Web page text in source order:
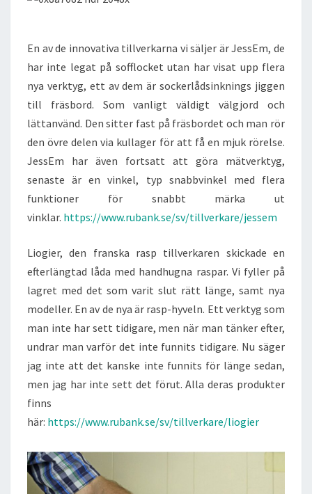
En av de innovativa tillverkarna vi säljer är JessEm, de
har inte legat på sofflocket utan har visat upp flera
nya verktyg, ett av dem är sockerlådsinknings jiggen
till fräsbord. Som vanligt väldigt välgjord och
lättanvänd. Den sitter fast på fräsbordet och man rör
den övre delen via kullager för att få en mjuk rörelse.
JessEm har även fortsatt att göra mätverktyg,
senaste är en vinkel, typ snabbvinkel med flera
funktioner för snabbt märka ut
vinklar. https://www.rubank.se/sv/tillverkare/jessem
Liogier, den franska rasp tillverkaren skickade en
efterlängtad låda med handhugna raspar. Vi fyller på
lagret med det som varit slut rätt länge, samt nya
modeller. En av de nya är rasp-hyveln. Ett verktyg som
man inte har sett tidigare, men när man tänker efter,
undrar man varför det inte funnits tidigare. Nu säger
jag inte att det kanske inte funnits för länge sedan,
men jag har inte sett det förut. Alla deras produkter
finns
här: https://www.rubank.se/sv/tillverkare/liogier